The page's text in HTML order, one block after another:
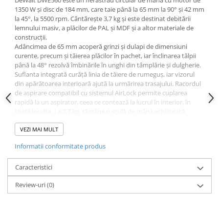
Unitati motocondensante
Sisteme evaporative de climatizare
Ventilatoare pentru baie
Ventilatoare pentru tubulatura
Filtrare si odorizare aer
Recuperatoare de caldura
Accesorii echipamente de
Instalatii de apa si canalizare
Alimentare cu apa
Canalizare interioara
Canalizare exterioara
Canalizare pluviala
1350 W și disc de 184 mm, care taie până la 65 mm la 90° și 42 mm
la 45°, la 5500 rpm. Cântărește 3,7 kg și este destinat debitării
lemnului masiv, a plăcilor de PAL și MDF și a altor materiale de
construcții.
Adâncimea de 65 mm acoperă grinzi și dulapi de dimensiuni
curente, precum și tăierea plăcilor în pachet, iar înclinarea tălpii
până la 48° rezolvă îmbinările în unghi din tâmplărie și dulgherie.
Suflanta integrată curăță linia de tăiere de rumeguș, iar vizorul
din apărătoarea interioară ajută la urmărirea trasajului. Racordul
de aspirare compatibil cu sistemul AirLock permite cuplarea
rapidă la un aspirator, ceea ce contează la lucrul în interior, în
pentru tăieri repetate.
Specificații tehnice
Putere nominală: 1350 W
Diametru disc: 184 mm
Diametru arbore (alezaj disc): 16 mm
Lățime disc: 2 mm
Adâncime maximă de tăiere la 90°: 65 mm
VEZI MAI MULT
Informatii conformitate produs
Caracteristici
Review-uri(0)